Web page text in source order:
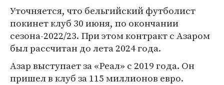
Уточняется, что бельгийский футболист
покинет клуб 30 июня, по окончании
сезона-2022/23. При этом контракт с Азаром
был рассчитан до лета 2024 года.
Азар выступает за «Реал» с 2019 года. Он
пришел в клуб за 115 миллионов евро.